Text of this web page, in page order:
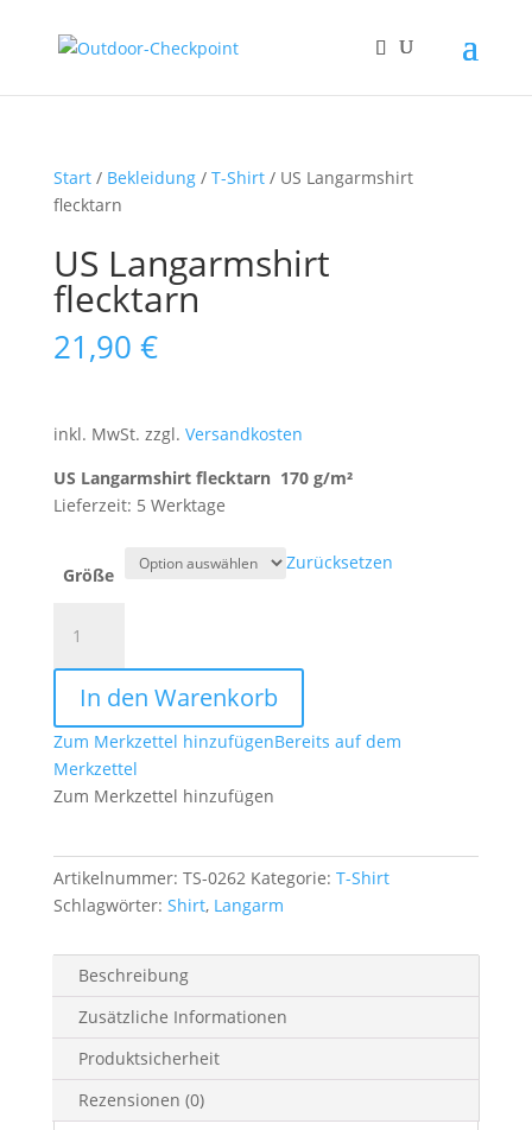
Start/ Bekleidung/ T-Shirt/ US Langarmshirt
flecktarn
US Langarmshirt
flecktarn
21,90 €
inkl. MwSt. zzgl. Versandkosten
US Langarmshirt flecktarn 170 g/m²
Lieferzeit: 5 Werktage
Größe
Zurücksetzen
Langarmshirt
flecktarn
MengeIn den Warenkorb
Zum Merkzettel hinzufügenBereits auf dem
Merkzettel
Zum Merkzettel hinzufügen
Artikelnummer: TS-0262 Kategorie: T-Shirt
Schlagwörter: Shirt, Langarm
Beschreibung
Zusätzliche Informationen
Produktsicherheit
Rezensionen (0)